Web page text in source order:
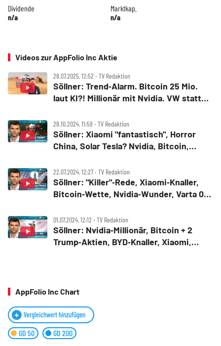
Dividende
n/a
Marktkap.
n/a
Videos zur AppFolio Inc Aktie
28.07.2025, 12:52 ‧ TV Redaktion
Söllner: Trend‑Alarm. Bitcoin 25 Mio.
laut KI?! Millionär mit Nvidia. VW statt
28.10.2024, 11:59 ‧ TV Redaktion
Söllner: Xiaomi "fantastisch", Horror
China, Solar Tesla? Nvidia, Bitcoin,
22.07.2024, 12:27 ‧ TV Redaktion
Söllner: "Killer"‑Rede, Xiaomi‑Knaller,
Bitcoin‑Wette, Nvidia‑Wunder, Varta 0,
01.07.2024, 12:12 ‧ TV Redaktion
Söllner: Nvidia‑Millionär, Bitcoin + 2
Trump‑Aktien, BYD‑Knaller, Xiaomi,
AppFolio Inc Chart
Vergleichwert hinzufügen
GD 50 GD 200